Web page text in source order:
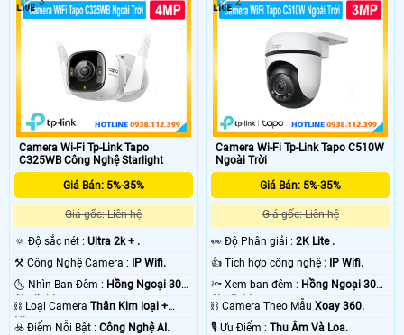
Camera Wi-Fi Tp-Link Tapo
C325WB Công Nghệ Starlight
Giá Bán: 5%-35%
Giá gốc: Liên hệ
🔅 Độ sắc nét : Ultra 2k + .
⚒ Công Nghệ Camera : IP Wifi.
🌜 Nhìn Ban Đêm : Hồng Ngoại 30m
Starlight.
⛓ Loại Camera Thân Kim loại +
Nhựa.
️☣️ Điểm Nỗi Bật : Công Nghệ AI.
Camera Wi-Fi Tp-Link Tapo C510W
Ngoài Trời
Giá Bán: 5%-35%
Giá gốc: Liên hệ
️👀 Độ Phân giải :2K Lite .
👍 Tích hợp công nghệ : IP Wifi.
🔦 Xem ban đêm : Hồng Ngoại 30m
Starlight.
⛓ Camera Theo MẫuXoay 360.
️🎙 Ưu Điểm :Thu Âm Và Loa.